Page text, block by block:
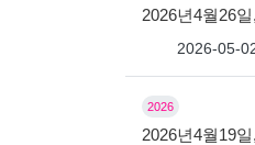
2026년4월26
2026-05-
2026
2026년4월19